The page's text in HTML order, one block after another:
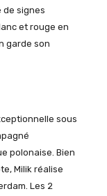
de signes
et rouge en
garde son
sous
polonaise. Bien
Milik réalise
Les 2